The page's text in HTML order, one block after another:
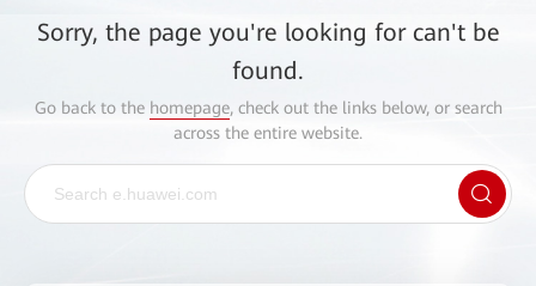
Sorry, the page you're looking for can't be
found.
Go back to the homepage, check out the links below, or search
across the entire website.